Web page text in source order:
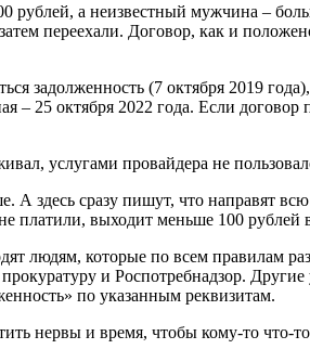
а неизвестный мужчина –
переехали. Договор, как и
задолженность (7 октября 2019
– 25 октября 2022 года. Если
услугами провайдера не
здесь сразу пишут, что направят
выходит меньше 100 рублей
людям, которые по всем правилам
и Роспотребнадзор. Другие
по указанным реквизитам.
нервы и время, чтобы кому-то что-то